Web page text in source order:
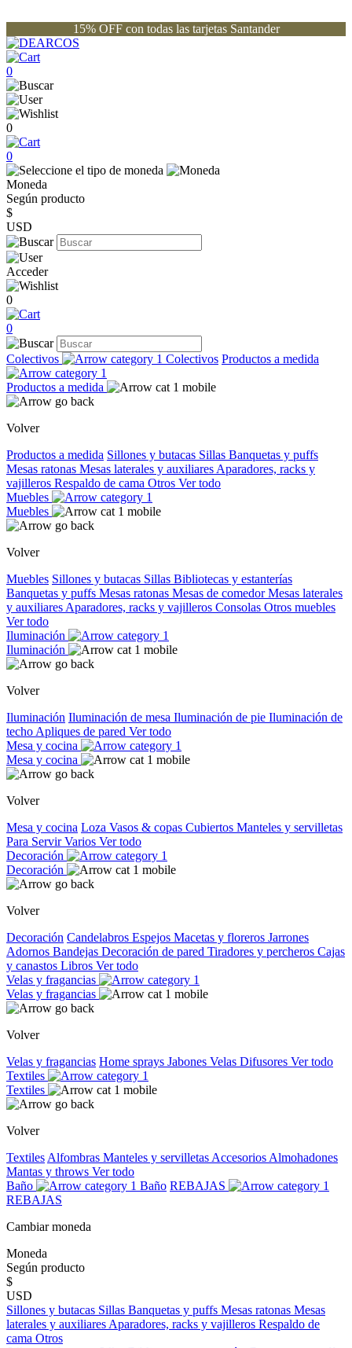
15% OFF con todas las tarjetas Santander
0
0
0
Moneda
Según producto
$
USD
Acceder
0
0
Colectivos Colectivos Productos a medida
Productos a medida
Volver
Productos a medida Sillones y butacas Sillas Banquetas y puffs
Mesas ratonas Mesas laterales y auxiliares Aparadores, racks y
vajilleros Respaldo de cama Otros Ver todo
Muebles
Muebles
Volver
Muebles Sillones y butacas Sillas Bibliotecas y estanterías
Banquetas y puffs Mesas ratonas Mesas de comedorMesas laterales
y auxiliares Aparadores, racks y vajilleros Consolas Otros muebles
Ver todo
Iluminación
Iluminación
Volver
Iluminación Iluminación de mesa Iluminación de pie Iluminación de
techo Apliques de pared Ver todo
Mesa y cocina
Mesa y cocina
Volver
Mesa y cocina Loza Vasos & copas Cubiertos Manteles y servilletas
Para ServirVarios Ver todo
Decoración
Decoración
Volver
Decoración Candelabros Espejos Macetas y floreros Jarrones
Adornos Bandejas Decoración de pared Tiradores y percheros Cajas
y canastos Libros Ver todo
Velas y fragancias
Velas y fragancias
Volver
Velas y fragancias Home sprays Jabones Velas Difusores Ver todo
Textiles
Textiles
Volver
Textiles Alfombras Manteles y servilletas Accesorios Almohadones
Mantas y throws Ver todo
Baño
Baño REBAJAS
REBAJAS
Cambiar moneda
Moneda
Según producto
$
USD
Sillones y butacas Sillas Banquetas y puffs Mesas ratonas Mesas
laterales y auxiliares Aparadores, racks y vajilleros Respaldo de
cama Otros